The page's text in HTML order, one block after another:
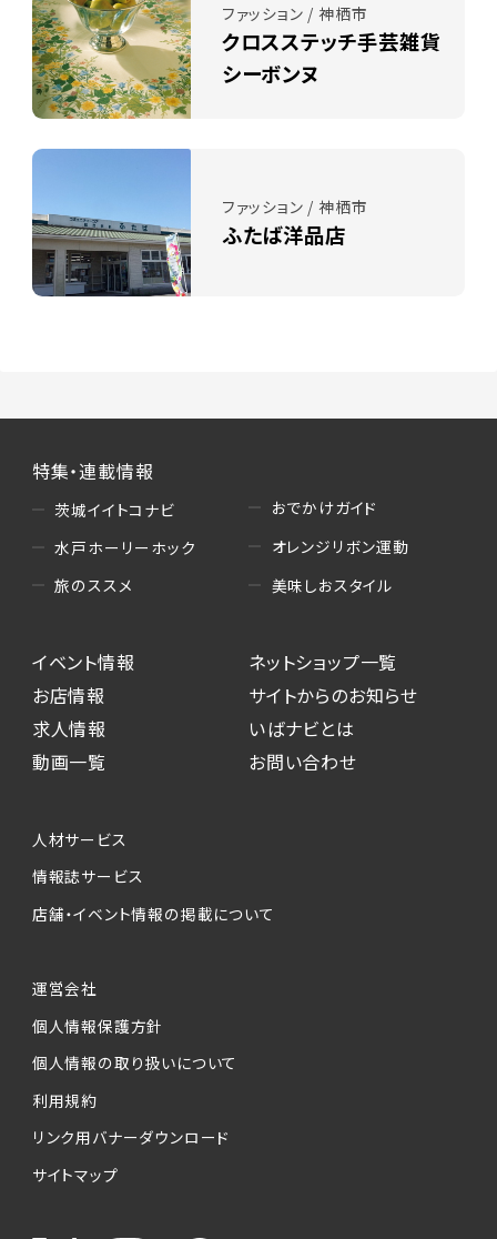
ファッション / 神栖市
クロスステッチ手芸雑貨
シーボンヌ
ファッション / 神栖市
ふたば洋品店
特集・連載情報
茨城イイトコナビ
水戸ホーリーホック
旅のススメ
おでかけガイド
オレンジリボン運動
美味しおスタイル
イベント情報
お店情報
求人情報
動画一覧
ネットショップ一覧
サイトからのお知らせ
いばナビとは
お問い合わせ
人材サービス
情報誌サービス
店舗・イベント情報の掲載について
運営会社
個人情報保護方針
個人情報の取り扱いについて
利用規約
リンク用バナーダウンロード
サイトマップ